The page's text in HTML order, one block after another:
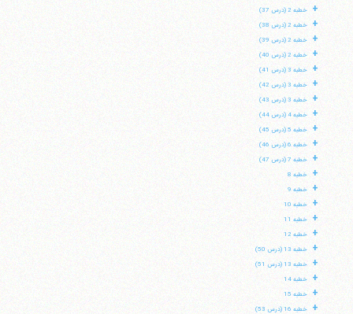
+ خطبه 2 (درس 37)
+ خطبه 2 (درس 38)
+ خطبه 2 (درس 39)
+ خطبه 2 (درس 40)
+ خطبه 3 (درس 41)
+ خطبه 3 (درس 42)
+ خطبه 3 (درس 43)
+ خطبه 4 (درس 44)
+ خطبه 5 (درس 45)
+ خطبه 6 (درس 46)
+ خطبه 7 (درس 47)
+ خطبه 8
+ خطبه 9
+ خطبه 10
+ خطبه 11
+ خطبه 12
+ خطبه 13 (درس 50)
+ خطبه 13 (درس 51)
+ خطبه 14
+ خطبه 15
+ خطبه 16 (درس 53)